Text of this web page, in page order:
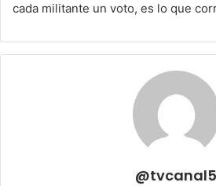
cada militante un voto, es lo que
@tvcanal5